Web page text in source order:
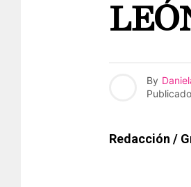
By
Redacción /